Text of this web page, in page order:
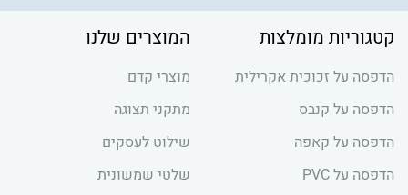
קטגוריות מומלצות
הדפסה על זכוכית אקרילית
הדפסה על קנבס
הדפסה על קאפה
הדפסה על PVC
המוצרים שלנו
מוצרי קדם
מתקני תצוגה
שילוט לעסקים
שלטי שמשונית